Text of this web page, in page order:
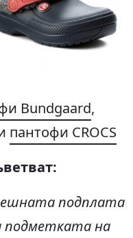
Bundgaard,
пантофи CROCS
:
подплата
подметката на